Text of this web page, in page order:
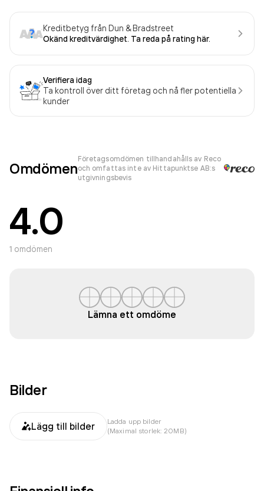
Kreditbetyg från Dun & Bradstreet
Okänd kreditvärdighet. Ta reda på rating här.
Verifiera idag
Ta kontroll över ditt företag och nå fler potentiella
kunder
Omdömen
Företagsomdömen tillhandahålls av Reco
och omfattas inte av Hittapunktse AB:s
utgivningsbevis
4.0
1 omdömen
Lämna ett omdöme
Bilder
Lägg till bilder
Ladda upp bilder
(Maximal storlek: 20MB)